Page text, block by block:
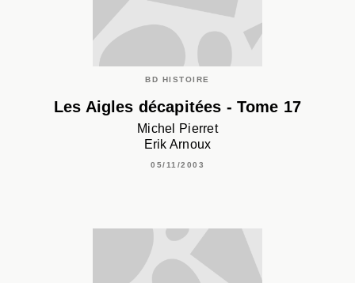
BD HISTOIRE
Les Aigles décapitées - Tome 17
Michel Pierret
Erik Arnoux
05/11/2003